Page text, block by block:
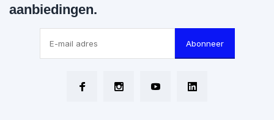
aanbiedingen.
Abonneer